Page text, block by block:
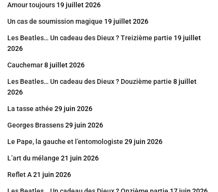
Amour toujours 19 juillet 2026
Un cas de soumission magique 19 juillet 2026
Les Beatles… Un cadeau des Dieux ? Treizième partie 19 juillet
2026
Cauchemar8 juillet 2026
Les Beatles… Un cadeau des Dieux ? Douzième partie 8 juillet
2026
La tasse athée 29 juin 2026
Georges Brassens29 juin 2026
Le Pape, la gauche et l’entomologiste 29 juin 2026
L’art du mélange 21 juin 2026
Reflet A21 juin 2026